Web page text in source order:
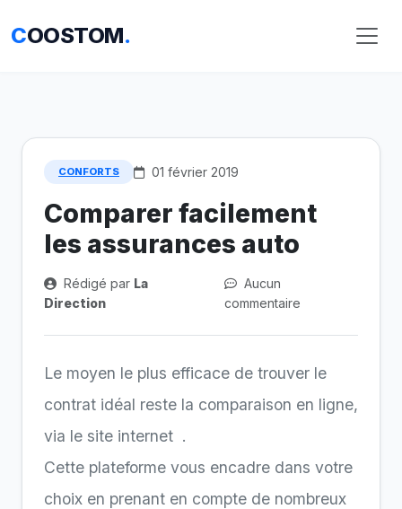
COOSTOM.
CONFORTS 01 février 2019
Comparer facilement
les assurances auto
Rédigé par La
Direction
Aucun
commentaire
Le moyen le plus efficace de trouver le
contrat idéal reste la comparaison en ligne,
via le site internet .
Cette plateforme vous encadre dans votre
choix en prenant en compte de nombreux